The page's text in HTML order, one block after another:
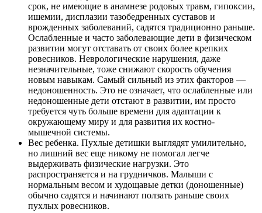
срок, не имеющие в анамнезе родовых травм, гипоксии,
ишемии, дисплазии тазобедренных суставов и
врожденных заболеваний, садятся традиционно раньше.
Ослабленные и часто заболевающие дети в физическом
развитии могут отставать от своих более крепких
ровесников. Неврологические нарушения, даже
незначительные, тоже снижают скорость обучения
новым навыкам. Самый сильный из этих факторов —
недоношенность. Это не означает, что ослабленные или
недоношенные дети отстают в развитии, им просто
требуется чуть больше времени для адаптации к
окружающему миру и для развития их костно-
мышечной системы.
Вес ребенка. Пухлые детишки выглядят умилительно,
но лишний вес еще никому не помогал легче
выдерживать физические нагрузки. Это
распространяется и на грудничков. Малыши с
нормальным весом и худощавые детки (доношенные)
обычно садятся и начинают ползать раньше своих
пухлых ровесников.